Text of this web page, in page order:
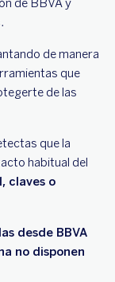
de BBVA y
de manera
que
de las
que la
habitual del
claves o
desde BBVA
no disponen